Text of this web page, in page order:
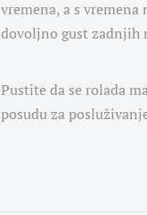
vremena, a s
dovoljno gust zadnjih
Pustite da se rolada
posudu za